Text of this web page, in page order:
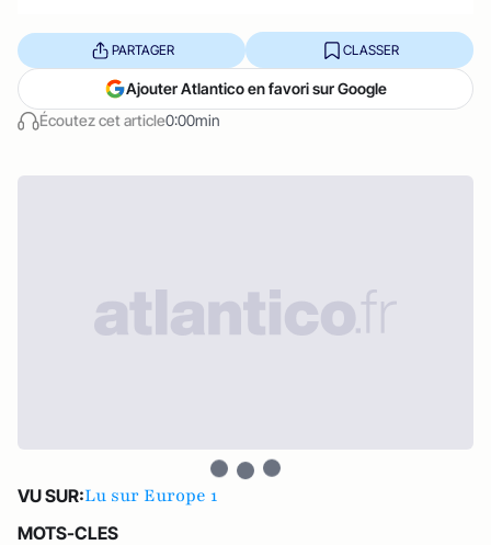
Écoutez cet article0:00min
PARTAGER CLASSER
Ajouter Atlantico en favori sur Google
VU SUR:Lu sur Europe 1
MOTS-CLES